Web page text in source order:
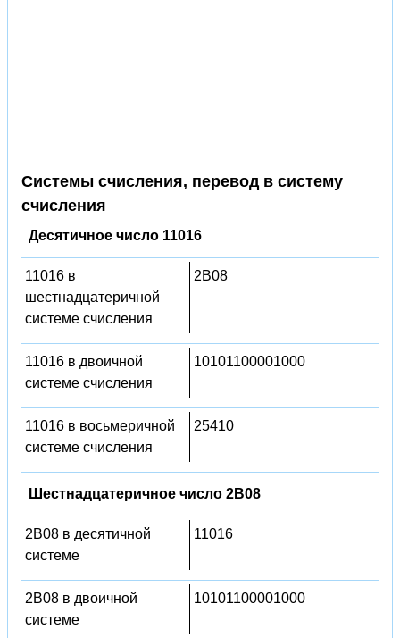
Системы счисления, перевод в систему
счисления
Десятичное число 11016
11016 в
шестнадцатеричной
системе счисления
2B08
11016 в двоичной
системе счисления
10101100001000
11016 в восьмеричной
системе счисления
25410
Шестнадцатеричное число 2B08
2B08 в десятичной
системе
11016
2B08 в двоичной
системе
10101100001000